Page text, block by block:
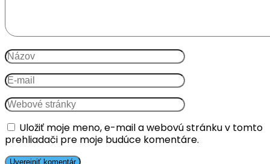
Uložiť moje meno, e-mail a webovú stránku v tomto
prehliadači pre moje budúce komentáre.